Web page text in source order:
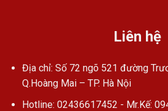
Liên hệ
Địa chỉ: Số 72 ngõ 521 đường
Q.Hoàng Mai – TP. Hà Nội
Hotline: 02436617452 - Mr.Kế: